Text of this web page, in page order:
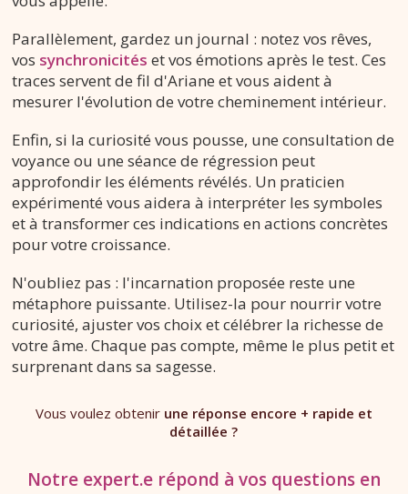
Parallèlement, gardez un journal : notez vos rêves,
vos synchronicités et vos émotions après le test. Ces
traces servent de fil d'Ariane et vous aident à
mesurer l'évolution de votre cheminement intérieur.
Enfin, si la curiosité vous pousse, une consultation de
voyance ou une séance de régression peut
approfondir les éléments révélés. Un praticien
expérimenté vous aidera à interpréter les symboles
et à transformer ces indications en actions concrètes
pour votre croissance.
N'oubliez pas : l'incarnation proposée reste une
métaphore puissante. Utilisez-la pour nourrir votre
curiosité, ajuster vos choix et célébrer la richesse de
votre âme. Chaque pas compte, même le plus petit et
surprenant dans sa sagesse.
Vous voulez obtenir une réponse encore + rapide et
détaillée ?
Notre expert.e répond à vos questions en